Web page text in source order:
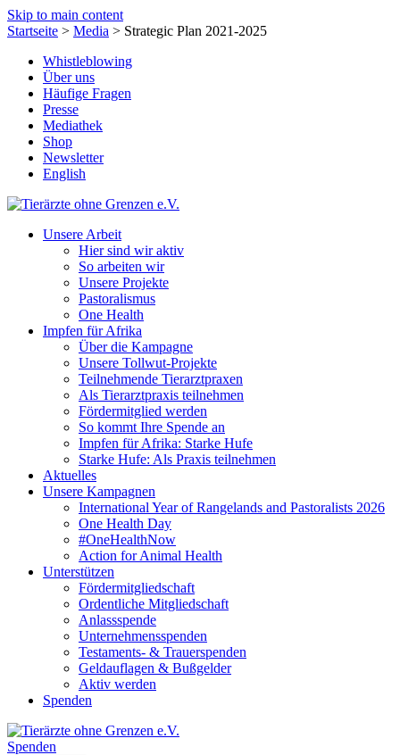
Skip to main content
Startseite > Media > Strategic Plan 2021-2025
Whistleblowing
Über uns
Häufige Fragen
Presse
Mediathek
Shop
Newsletter
English
Unsere Arbeit
Hier sind wir aktiv
So arbeiten wir
Unsere Projekte
Pastoralismus
One Health
Impfen für Afrika
Über die Kampagne
Unsere Tollwut-Projekte
Teilnehmende Tierarztpraxen
Als Tierarztpraxis teilnehmen
Fördermitglied werden
So kommt Ihre Spende an
Impfen für Afrika: Starke Hufe
Starke Hufe: Als Praxis teilnehmen
Aktuelles
Unsere Kampagnen
International Year of Rangelands and Pastoralists 2026
One Health Day
#OneHealthNow
Action for Animal Health
Unterstützen
Fördermitgliedschaft
Ordentliche Mitgliedschaft
Anlassspende
Unternehmensspenden
Testaments- & Trauerspenden
Geldauflagen & Bußgelder
Aktiv werden
Spenden
Spenden